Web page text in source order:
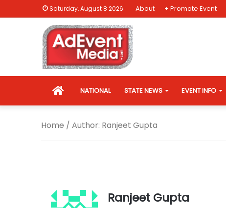
Saturday, August 8 2026 About + Promote Event
HOMENATIONAL STATE NEWS EVENT INFO
Home / Author: Ranjeet Gupta
Ranjeet Gupta